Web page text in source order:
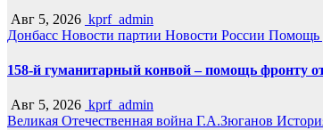
Авг 5, 2026 kprf_admin
Донбасс Новости партии Новости России Помощь
158-й гуманитарный конвой – помощь фронту
Авг 5, 2026 kprf_admin
Великая Отечественная война Г.А.Зюганов